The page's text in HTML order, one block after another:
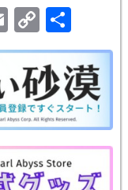
E
m
ail
C
o
p
y
Li
n
k
有